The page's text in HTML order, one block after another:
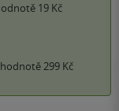
19 Kč
299 Kč